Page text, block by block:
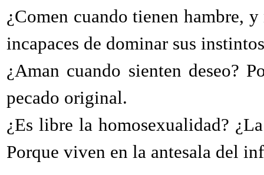
¿Comen cuando tienen hambre,
incapaces de dominar sus
¿Aman cuando sienten deseo?
pecado original.
¿Es libre la homosexualidad?
Porque viven en la antesala del